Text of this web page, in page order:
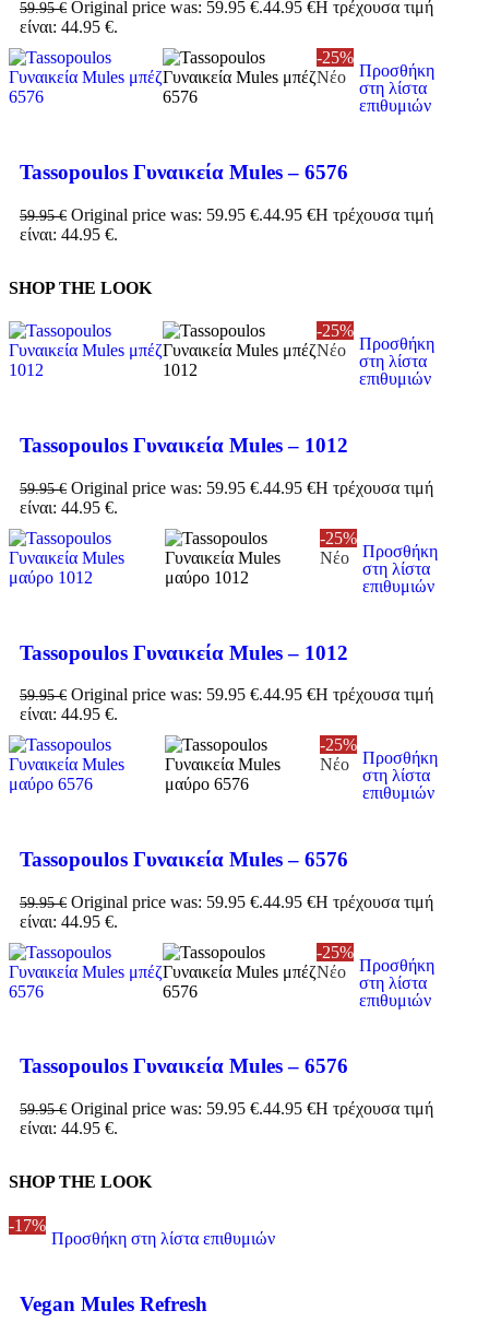
59.95€ Original price was: 59.95 €.44.95 €Η τρέχουσα τιμή
είναι: 44.95 €.
-25%
Νέο
Προσθήκη
στη λίστα
επιθυμιών
Tassopoulos Γυναικεία Mules – 6576
59.95€ Original price was: 59.95 €.44.95 €Η τρέχουσα τιμή
είναι: 44.95 €.
SHOP THE LOOK
-25%
Νέο
Προσθήκη
στη λίστα
επιθυμιών
Tassopoulos Γυναικεία Mules – 1012
59.95€ Original price was: 59.95 €.44.95 €Η τρέχουσα τιμή
είναι: 44.95 €.
-25%
Νέο
Προσθήκη
στη λίστα
επιθυμιών
Tassopoulos Γυναικεία Mules – 1012
59.95€ Original price was: 59.95 €.44.95 €Η τρέχουσα τιμή
είναι: 44.95 €.
-25%
Νέο
Προσθήκη
στη λίστα
επιθυμιών
Tassopoulos Γυναικεία Mules – 6576
59.95€ Original price was: 59.95 €.44.95 €Η τρέχουσα τιμή
είναι: 44.95 €.
-25%
Νέο
Προσθήκη
στη λίστα
επιθυμιών
Tassopoulos Γυναικεία Mules – 6576
59.95€ Original price was: 59.95 €.44.95 €Η τρέχουσα τιμή
είναι: 44.95 €.
SHOP THE LOOK
-17%
Προσθήκη στη λίστα επιθυμιών
Vegan Mules Refresh